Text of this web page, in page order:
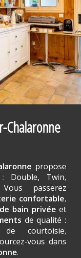
Chalaronne
propose
: Double, Twin,
passerez
confortable,
bain privée et
de qualité :
de courtoisie,
vous dans
.